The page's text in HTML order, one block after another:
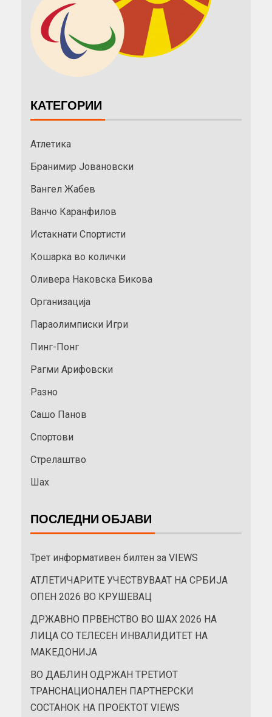
КАТЕГОРИИ
Атлетика
Бранимир Јовановски
Вангел Жабев
Ванчо Каранфилов
Истакнати Спортисти
Кошарка во колички
Оливера Наковска Бикова
Организација
Параолимписки Игри
Пинг-Понг
Рагми Арифовски
Разно
Сашо Панов
Спортови
Стрелаштво
Шах
ПОСЛЕДНИ ОБЈАВИ
Трет информативен билтен за VIEWS
АТЛЕТИЧАРИТЕ УЧЕСТВУВААТ НА СРБИЈА
ОПЕН 2026 ВО КРУШЕВАЦ
ДРЖАВНО ПРВЕНСТВО ВО ШАХ 2026 НА
ЛИЦА СО ТЕЛЕСЕН ИНВАЛИДИТЕТ НА
МАКЕДОНИЈА
ВО ДАБЛИН ОДРЖАН ТРЕТИОТ
ТРАНСНАЦИОНАЛЕН ПАРТНЕРСКИ
СОСТАНОК НА ПРОЕКТОТ VIEWS